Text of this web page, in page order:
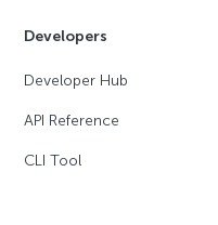
Developers
Developer Hub
API Reference
CLI Tool